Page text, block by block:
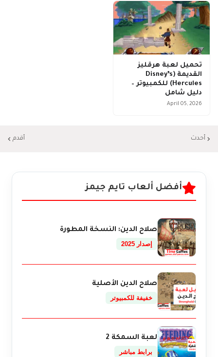
تحميل لعبة هرقليز
القديمة (Disney’s
Hercules) للكمبيوتر –
دليل شامل
April 05, 2026
أحدث أقدم
أفضل ألعاب تايم جيمز
صلاح الدين: النسخة المطورة
إصدار 2025
صلاح الدين الأصلية
خفيفة للكمبيوتر
لعبة السمكة 2
برابط مباشر